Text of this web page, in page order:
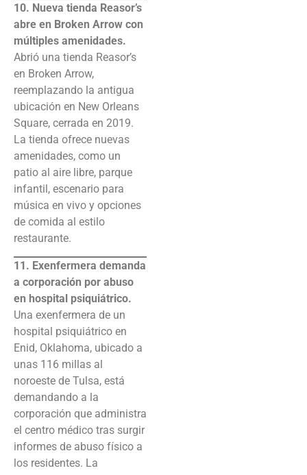
10. Nueva tienda Reasor’s
abre en Broken Arrow con
múltiples amenidades.
Abrió una tienda Reasor’s
en Broken Arrow,
reemplazando la antigua
ubicación en New Orleans
Square, cerrada en 2019.
La tienda ofrece nuevas
amenidades, como un
patio al aire libre, parque
infantil, escenario para
música en vivo y opciones
de comida al estilo
restaurante.
11. Exenfermera demanda
a corporación por abuso
en hospital psiquiátrico.
Una exenfermera de un
hospital psiquiátrico en
Enid, Oklahoma, ubicado a
unas 116 millas al
noroeste de Tulsa, está
demandando a la
corporación que administra
el centro médico tras surgir
informes de abuso físico a
los residentes. La